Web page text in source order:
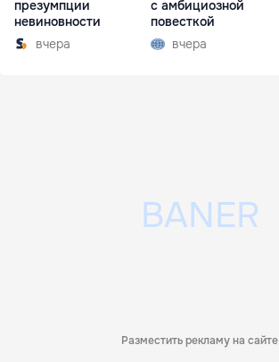
презумпции
невиновности
вчера
с амбициозной
повесткой
вчера
Разместить рекламу на сайте